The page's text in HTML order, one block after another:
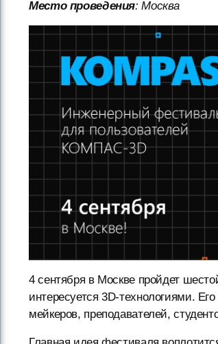
Место проведения: Москва
4 сентября в Москве пройдет
интересуется 3D-технологиями.
мейкеров, преподавателей,